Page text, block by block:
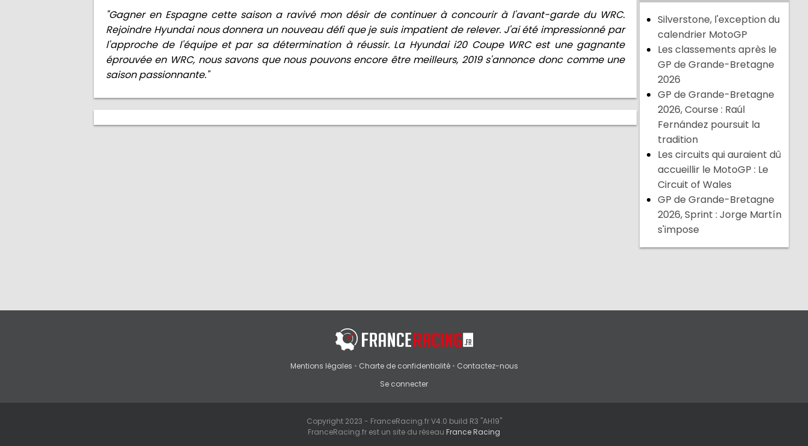
"Gagner en Espagne cette saison a ravivé mon désir de continuer à concourir à l'avant-garde du WRC.
Rejoindre Hyundai nous donnera un nouveau défi que je suis impatient de relever. J'ai été impressionné par
l'approche de l'équipe et par sa détermination à réussir. La Hyundai i20 Coupe WRC est une gagnante
éprouvée en WRC, nous savons que nous pouvons encore être meilleurs, 2019 s'annonce donc comme une
saison passionnante."
Silverstone, l'exception du
calendrier MotoGP
Les classements après le
GP de Grande-Bretagne
2026
GP de Grande-Bretagne
2026, Course : Raúl
Fernández poursuit la
tradition
Les circuits qui auraient dû
accueillir le MotoGP : Le
Circuit of Wales
GP de Grande-Bretagne
2026, Sprint : Jorge Martín
s'impose
Mentions légales • Charte de confidentialité• Contactez-nous
Se connecter
Copyright 2023 - FranceRacing.fr V4.0 build R3 "AH19"
FranceRacing.fr est un site du réseau France Racing